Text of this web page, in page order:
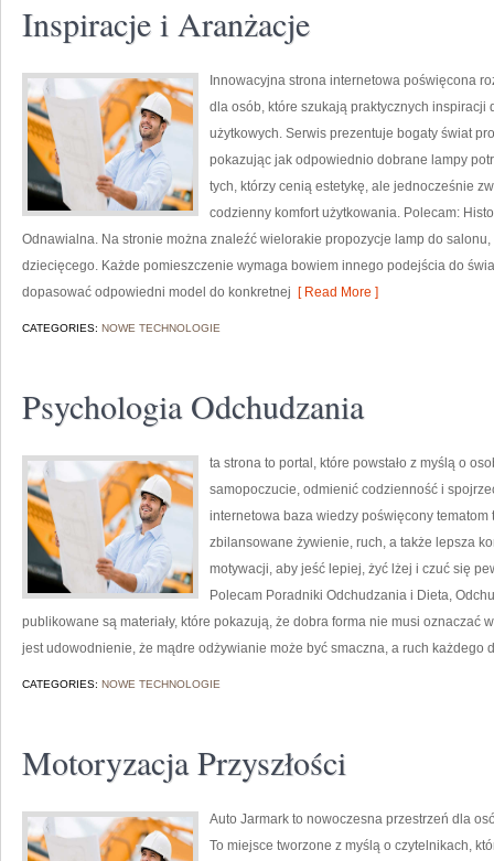
Inspiracje i Aranżacje
Innowacyjna strona internetowa poświęcona
dla osób, które szukają praktycznych
użytkowych. Serwis prezentuje bogaty świat
pokazując jak odpowiednio dobrane lampy
tych, którzy cenią estetykę, ale jednocześnie
codzienny komfort użytkowania. Polecam:
Odnawialna. Na stronie można znaleźć wielorakie propozycje lamp do
dziecięcego. Każde pomieszczenie wymaga bowiem innego podejścia do
dopasować odpowiedni model do konkretnej [ Read More ]
CATEGORIES: NOWE TECHNOLOGIE
Psychologia Odchudzania
ta strona to portal, które powstało z myślą o
samopoczucie, odmienić codzienność i
internetowa baza wiedzy poświęcony
zbilansowane żywienie, ruch, a także lepsza
motywacji, aby jeść lepiej, żyć lżej i czuć się
Polecam Poradniki Odchudzania i Dieta,
publikowane są materiały, które pokazują, że dobra forma nie musi oznaczać
jest udowodnienie, że mądre odżywianie może być smaczna, a ruch każdego
CATEGORIES: NOWE TECHNOLOGIE
Motoryzacja Przyszłości
Auto Jarmark to nowoczesna przestrzeń dla
To miejsce tworzone z myślą o czytelnikach,